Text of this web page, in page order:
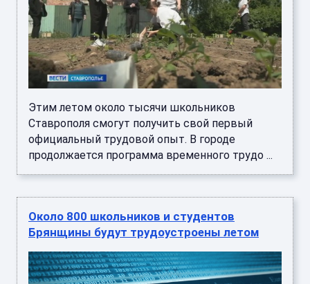
Этим летом около тысячи школьников
Ставрополя смогут получить свой первый
официальный трудовой опыт. В городе
продолжается программа временного трудо ...
Около 800 школьников и студентов
Брянщины будут трудоустроены летом